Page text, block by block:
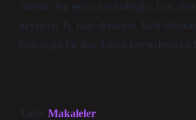
Nitelik: Bir şeyin nasıl olduğu, hali,
keyfiyeti. İş, olay demektir. İlahi
buluştuğu bir dua, bütün kevserlerin en
Tarih: Makaleler